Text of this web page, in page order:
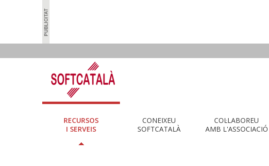
RECURSOS
I SERVEIS
CONEIXEU
SOFTCATALÀ
COL·LABOREU
AMB L'ASSOCIACIÓ